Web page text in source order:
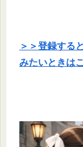
＞＞登録する
みたいときは